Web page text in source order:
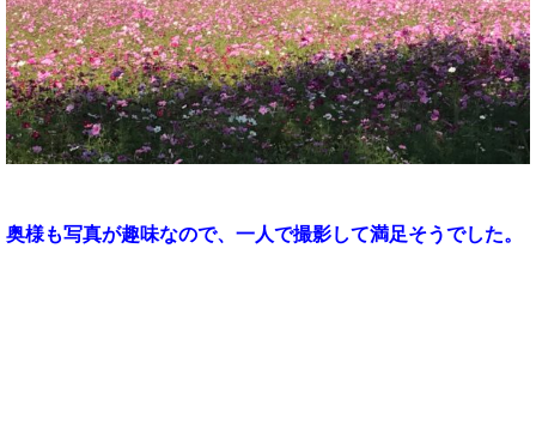
奥様も写真が趣味なので、一人で撮影して満足そうでした。